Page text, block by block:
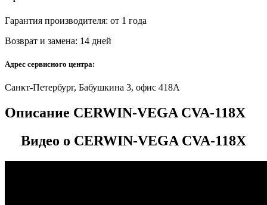
Гарантия производителя: от 1 года
Возврат и замена: 14 дней
Адрес сервисного центра:
Санкт-Петербург, Бабушкина 3, офис 418А
Описание CERWIN-VEGA CVA-118X
Видео о CERWIN-VEGA CVA-118X